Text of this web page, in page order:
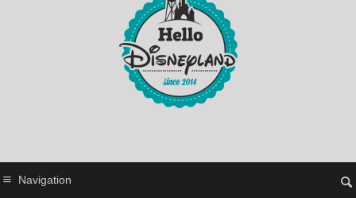
Navigation